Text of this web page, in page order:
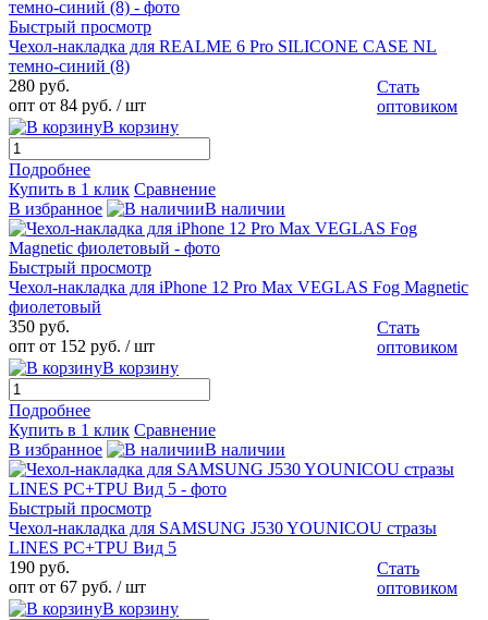
Быстрый просмотр
Чехол-накладка для REALME 6 Pro SILICONE CASE NL
темно-синий (8)
280 руб.
опт от 84 руб. / шт
Стать
оптовиком
В корзину
Подробнее
Купить в 1 клик Сравнение
В избранное
В наличии
Быстрый просмотр
Чехол-накладка для iPhone 12 Pro Max VEGLAS Fog Magnetic
фиолетовый
350 руб.
опт от 152 руб. / шт
Стать
оптовиком
В корзину
Подробнее
Купить в 1 клик Сравнение
В избранное
В наличии
Быстрый просмотр
Чехол-накладка для SAMSUNG J530 YOUNICOU стразы
LINES PC+TPU Вид 5
190 руб.
опт от 67 руб. / шт
Стать
оптовиком
В корзину